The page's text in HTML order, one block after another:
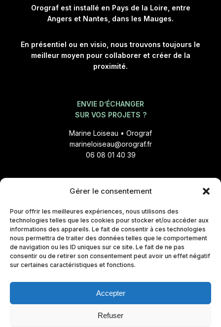
Gérer le consentement
Pour offrir les meilleures expériences, nous utilisons des
technologies telles que les cookies pour stocker et/ou accéder aux
informations des appareils. Le fait de consentir à ces technologies
nous permettra de traiter des données telles que le comportement
de navigation ou les ID uniques sur ce site. Le fait de ne pas
consentir ou de retirer son consentement peut avoir un effet négatif
sur certaines caractéristiques et fonctions.
Accepter
Refuser
Orograf est installé en Pays de la Loire, entre
Angers et Nantes, dans les Mauges.
En présentiel ou en visio, nous trouvons toujours le
meilleur moyen pour collaborer et créer de la
proximité.
ENVIE D’ÉCHANGER
SUR VOS PROJETS ?
Marine Loiseau • Orograf
marineloiseau@orograf.fr
06 08 01 40 39
Nouvelles, liens inspirants,
Un message à chaque
changement de saison !